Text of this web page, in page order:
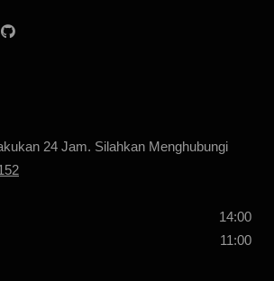
24 Jam. Silahkan Menghubungi
14:00
11:00